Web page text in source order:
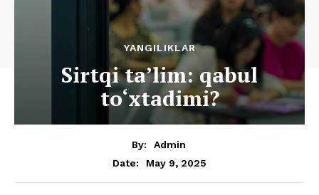
YANGILIKLAR
Sirtqi ta’lim: qabul
to‘xtadimi?
By:
Admin
Date:
May 9, 2025